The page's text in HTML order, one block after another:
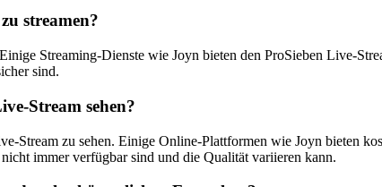
streamen?
Streaming-Dienste wie Joyn bieten den ProSieben Live-
sind.
Stream sehen?
Stream zu sehen. Einige Online-Plattformen wie Joyn bieten
immer verfügbar sind und die Qualität variieren kann.